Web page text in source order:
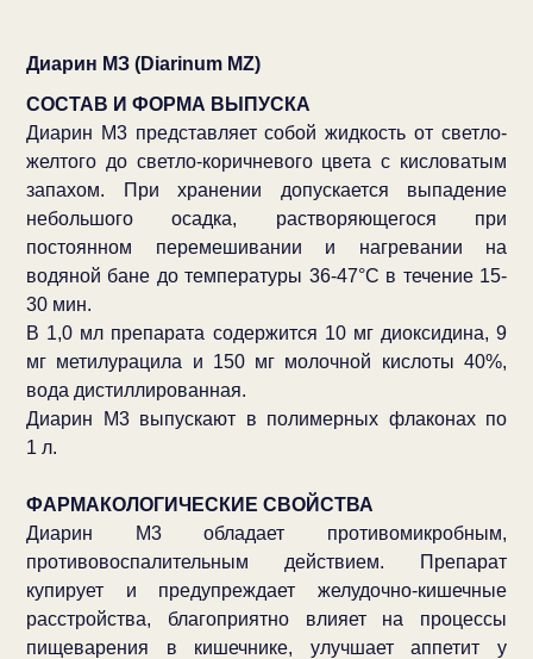
Диарин МЗ (Diarinum MZ)
СОСТАВ И ФОРМА ВЫПУСКА
Диарин М3 представляет собой жидкость от светло-
желтого до светло-коричневого цвета с кисловатым
запахом. При хранении допускается выпадение
небольшого осадка, растворяющегося при
постоянном перемешивании и нагревании на
водяной бане до температуры 36-47°С в течение 15-
30 мин.
В 1,0 мл препарата содержится 10 мг диоксидина, 9
мг метилурацила и 150 мг молочной кислоты 40%,
вода дистиллированная.
Диарин М3 выпускают в полимерных флаконах по
1 л.
ФАРМАКОЛОГИЧЕСКИЕ СВОЙСТВА
Диарин М3 обладает противомикробным,
противовоспалительным действием. Препарат
купирует и предупреждает желудочно-кишечные
расстройства, благоприятно влияет на процессы
пищеварения в кишечнике, улучшает аппетит у